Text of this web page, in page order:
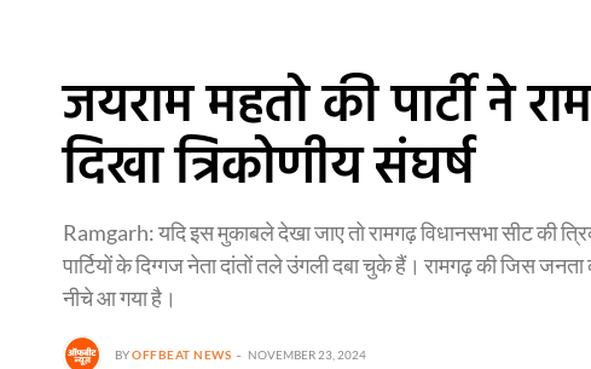
जयराम महतो की पार्टी ने
दिखा त्रिकोणीय संघर्ष
Ramgarh: यदि इस मुकाबले देखा जाए तो रामगढ़ विधानसभा सीट की
पार्टियों के दिग्गज नेता दांतों तले उंगली दबा चुके हैं। रामगढ़ की जिस
नीचे आ गया है।
BYOFFBEAT NEWS NOVEMBER 23, 2024